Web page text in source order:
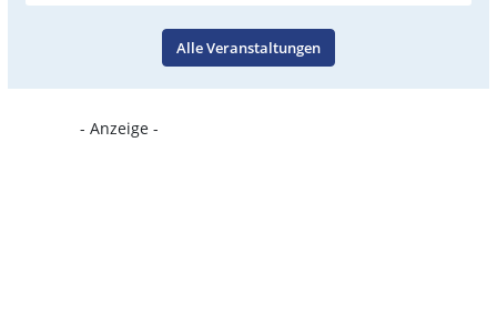
Alle Veranstaltungen
- Anzeige -